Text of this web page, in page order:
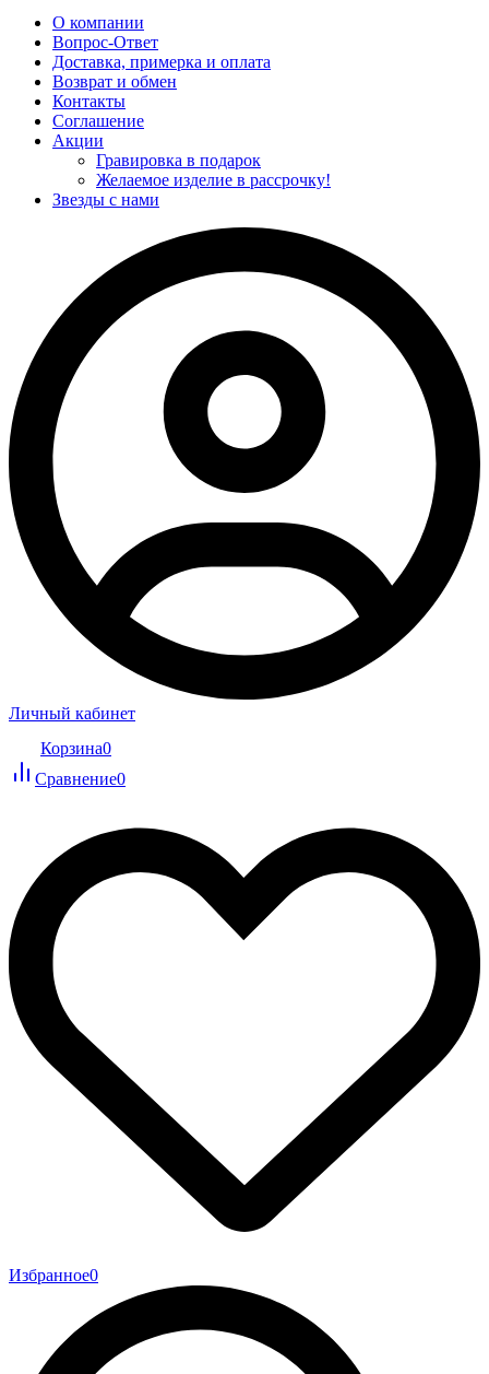
О компании
Вопрос-Ответ
Доставка, примерка и оплата
Возврат и обмен
Контакты
Соглашение
Акции
Гравировка в подарок
Желаемое изделие в рассрочку!
Звезды с нами
Личный кабинет
Корзина0
Сравнение0
Избранное0